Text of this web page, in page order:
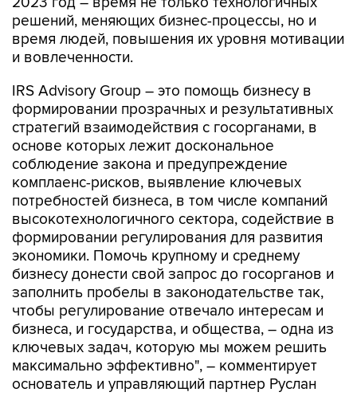
решений, меняющих бизнес-процессы, но и
время людей, повышения их уровня мотивации
и вовлеченности.
IRS Advisory Group – это помощь бизнесу в
формировании прозрачных и результативных
стратегий взаимодействия с госорганами, в
основе которых лежит доскональное
соблюдение закона и предупреждение
комплаенс-рисков, выявление ключевых
потребностей бизнеса, в том числе компаний
высокотехнологичного сектора, содействие в
формировании регулирования для развития
экономики. Помочь крупному и среднему
бизнесу донести свой запрос до госорганов и
заполнить пробелы в законодательстве так,
чтобы регулирование отвечало интересам и
бизнеса, и государства, и общества, – одна из
ключевых задач, которую мы можем решить
максимально эффективно", – комментирует
основатель и управляющий партнер Руслан